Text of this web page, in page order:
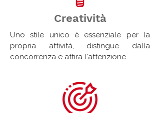
Creatività
Uno stile unico è essenziale per la
propria attività, distingue dalla
concorrenza e attira l'attenzione.